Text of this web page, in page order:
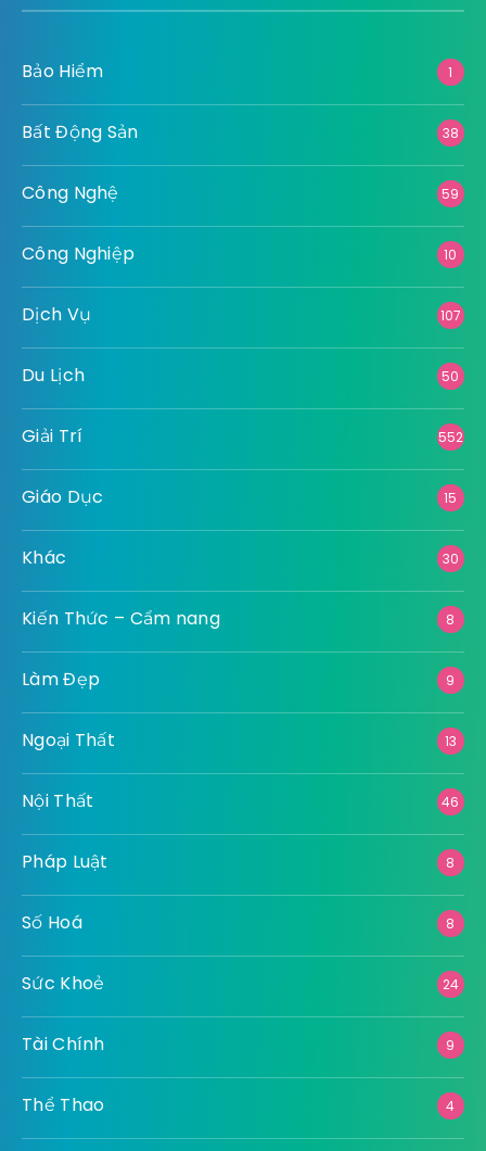
Bảo Hiểm 1
Bất Động Sản 38
Công Nghệ 59
Công Nghiệp 10
Dịch Vụ 107
Du Lịch 50
Giải Trí 552
Giáo Dục 15
Khác 30
Kiến Thức – Cẩm nang 8
Làm Đẹp 9
Ngoại Thất 13
Nội Thất 46
Pháp Luật 8
Số Hoá 8
Sức Khoẻ 24
Tài Chính 9
Thể Thao 4